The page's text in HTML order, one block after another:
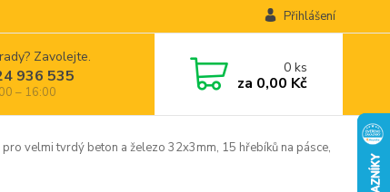
Přihlášení
Zavolejte.
936 535
– 16:00
0ks
za 0,00 Kč
velmi tvrdý beton a železo 32x3mm, 15 hřebíků na pásce,